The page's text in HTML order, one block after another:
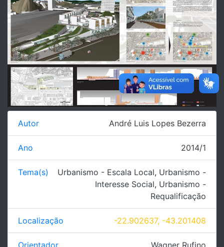
Autor André Luis Lopes Bezerra
Ano 2014/1
Tema(s) Urbanismo - Escala Local, Urbanismo -
Interesse Social, Urbanismo -
Requalificação
Localização -22.902637, -43.201408
Orientador Wagner Rufino